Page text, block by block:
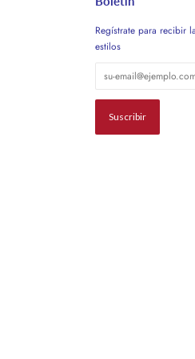
Regístrate para recibir
estilos